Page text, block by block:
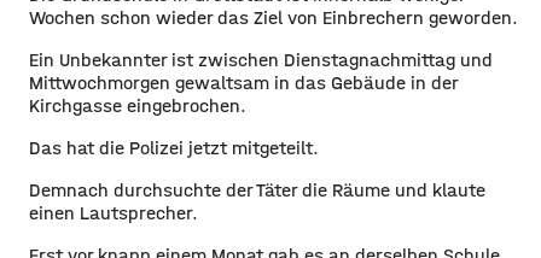
Wochen schon wieder das Ziel von Einbrechern geworden.
Ein Unbekannter ist zwischen Dienstagnachmittag und
Mittwochmorgen gewaltsam in das Gebäude in der
Kirchgasse eingebrochen.
Das hat die Polizei jetzt mitgeteilt.
Demnach durchsuchte der Täter die Räume und klaute
einen Lautsprecher.